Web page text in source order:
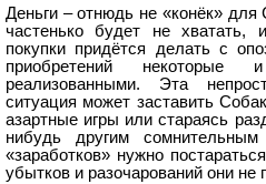
Деньги – отнюдь не «конёк»
частенько будет не хватать,
покупки придётся делать с
приобретений
реализованными. Эта
ситуация может заставить
азартные игры или стараясь
нибудь другим
«заработков» нужно
убытков и разочарований они не